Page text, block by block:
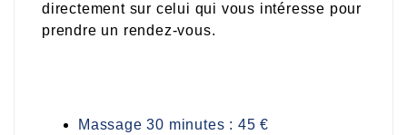
directement sur celui qui vous intéresse pour
prendre un rendez-vous.
Massage 30 minutes : 45 €